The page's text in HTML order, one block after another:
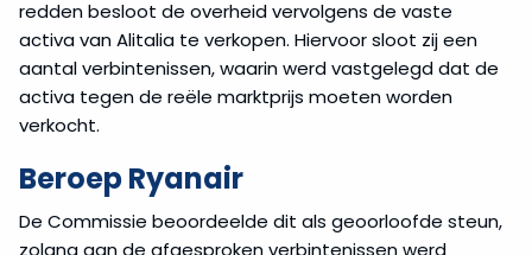
redden besloot de overheid vervolgens de vaste
activa van Alitalia te verkopen. Hiervoor sloot zij een
aantal verbintenissen, waarin werd vastgelegd dat de
activa tegen de reële marktprijs moeten worden
verkocht.
Beroep Ryanair
De Commissie beoordeelde dit als geoorloofde steun,
zolang aan de afgesproken verbintenissen werd